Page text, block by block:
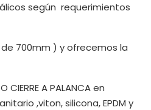
según requerimientos
700mm ) y ofrecemos la
A PALANCA en
,viton, silicona, EPDM y